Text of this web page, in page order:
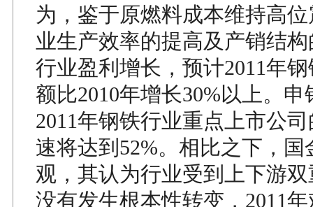
为，鉴于原燃料成本维持高
业生产效率的提高及产销结
行业盈利增长，预计2011年
额比2010年增长30%以上。
2011年钢铁行业重点上市公
速将达到52%。相比之下，国
观，其认为行业受到上下游
没有发生根本性转变，2011